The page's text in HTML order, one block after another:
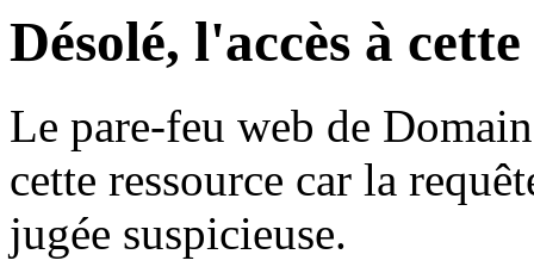
Désolé, l'accès à
Le pare-feu web de
cette ressource car la
jugée suspicieuse.